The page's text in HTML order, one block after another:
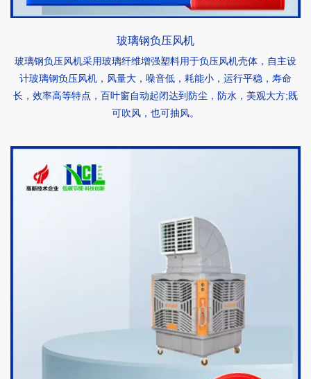
玻璃钢负压风机
玻璃钢负压风机采用玻璃纤维增强塑料用于负压风机壳体，自主设
计玻璃钢负压风机，风量大，噪音低，耗能小，运行平稳，寿命
长，效率高等特点，百叶窗自动起闭达到防尘，防水，美观大方;既
可吹风，也可抽风。